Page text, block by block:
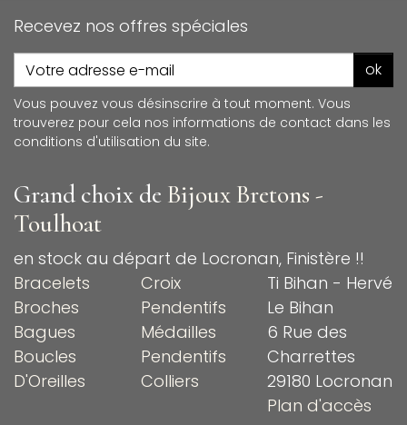
Recevez nos offres spéciales
ok
Vous pouvez vous désinscrire à tout moment. Vous
trouverez pour cela nos informations de contact dans les
conditions d'utilisation du site.
Grand choix de Bijoux Bretons -
Toulhoat
en stock au départ de Locronan, Finistère !!
Bracelets
Broches
Bagues
Boucles
D'Oreilles
Croix
Pendentifs
Médailles
Pendentifs
Colliers
Ti Bihan - Hervé
Le Bihan
6 Rue des
Charrettes
29180 Locronan
Plan d'accès